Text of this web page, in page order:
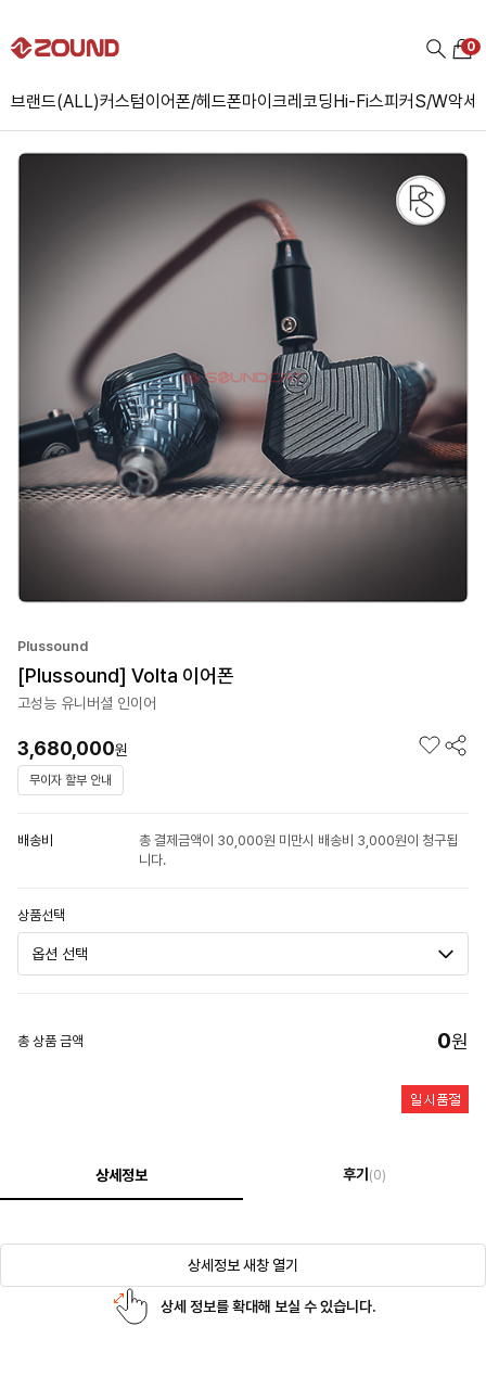
브랜드(ALL)커스텀이어폰/헤드폰마이크레코딩Hi-Fi스피커S/W악세
0
Plussound
[Plussound] Volta 이어폰
고성능 유니버셜 인이어
3,680,000원
무이자 할부 안내
배송비
총 결제금액이 30,000원 미만시 배송비 3,000원이 청구됩
니다.
상품선택
총 상품 금액 0원
상세정보 후기 (0)
상세정보 새창 열기
상세 정보를 확대해 보실 수 있습니다.